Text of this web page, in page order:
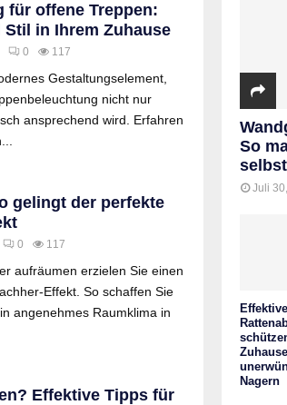
für offene Treppen:
in Ihrem Zuhause
0 117
Gestaltungselement,
nicht nur
ansprechend wird. Erfahren
gelingt der perfekte
0 117
aufräumen erzielen Sie einen
Effekt. So schaffen Sie
angenehmes Raumklima in
Effektive Tipps für
So
Juli
Effektive
Nagern